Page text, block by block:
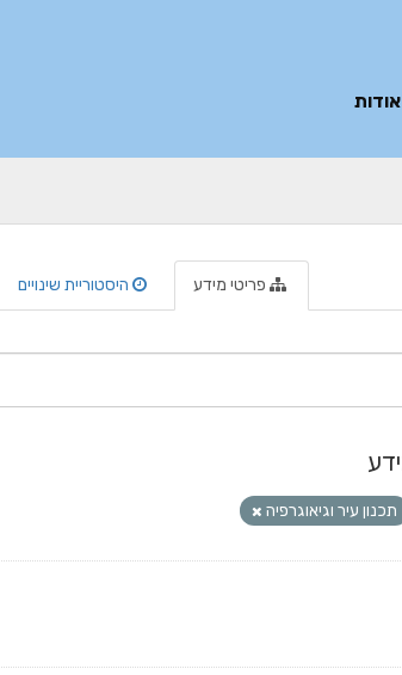
אודות
פריטי מידע היסטוריית שינויים
תכנון עיר וגיאוגרפיה